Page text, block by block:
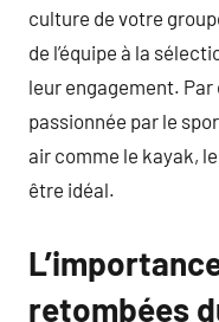
culture de votre
de l’équipe à la
leur engagement.
passionnée par le
air comme le kayak,
être idéal.
retombées